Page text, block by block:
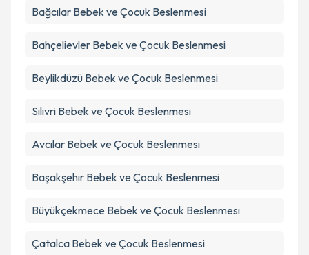
Bağcılar Bebek ve Çocuk Beslenmesi
Bahçelievler Bebek ve Çocuk Beslenmesi
Beylikdüzü Bebek ve Çocuk Beslenmesi
Silivri Bebek ve Çocuk Beslenmesi
Avcılar Bebek ve Çocuk Beslenmesi
Başakşehir Bebek ve Çocuk Beslenmesi
Büyükçekmece Bebek ve Çocuk Beslenmesi
Çatalca Bebek ve Çocuk Beslenmesi